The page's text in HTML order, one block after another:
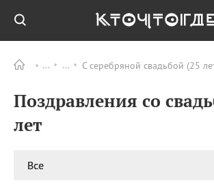
С серебряной свадьбой (25
Поздравления со
лет
Все
ПРАЗДНИКИ
08.08 День